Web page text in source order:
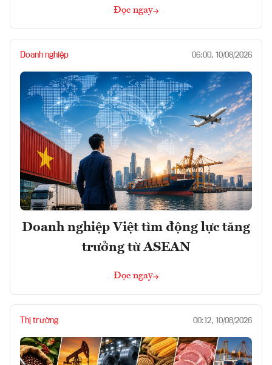
Đọc ngay
Doanh nghiệp 06:00, 10/08/2026
Doanh nghiệp Việt tìm động lực tăng
trưởng từ ASEAN
Đọc ngay
Thị trường 00:12, 10/08/2026